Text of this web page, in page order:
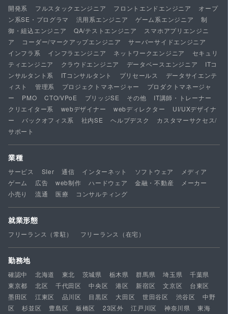
開発系 フルスタックエンジニア フロントエンドエンジニア
オープ
ン系SE・プログラマ
汎用系エンジニア ゲーム系エンジニア
制
御・組込エンジニア
QA/テストエンジニア
スマホアプリエンジニ
ア
コーダー/マークアップエンジニア
サーバーサイドエンジニア
インフラ系
インフラエンジニア ネットワークエンジニア
セキュリ
ティエンジニア
クラウドエンジニア データベースエンジニア
ITコ
ンサルタント系
ITコンサルタント プリセールス
データサイエンテ
ィスト
管理系 プロジェクトマネージャー
プロダクトマネージャ
ー
PMO CTO/VPoE ブリッジSE その他
IT講師・トレーナー
クリエイター系
webデザイナー webディレクター
UI/UXデザイナ
ー
バックオフィス系 社内SE ヘルプデスク
カスタマーサクセス/
サポート
業種
サービス SIer 通信 インターネット ソフトウェア
メディア
ゲーム
広告 web制作 ハードウェア 金融・不動産
メーカー
小売り
流通 医療 コンサルティング
就業形態
フリーランス（常駐） フリーランス（在宅）
勤務地
確認中 北海道 東北 茨城県 栃木県 群馬県 埼玉県
千葉県
東京都
北区 千代田区 中央区 港区 新宿区 文京区
台東区
墨田区
江東区 品川区 目黒区 大田区 世田谷区 渋谷区
中野
区
杉並区 豊島区 板橋区 23区外 江戸川区 神奈川県
東海